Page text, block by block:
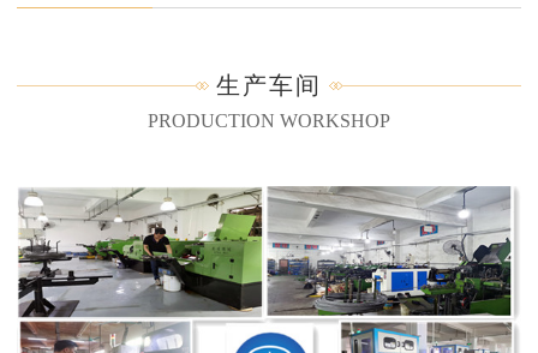
生产车间
PRODUCTION WORKSHOP